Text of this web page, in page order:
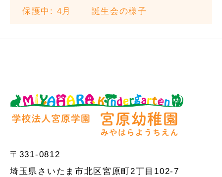
保護中: 4月 誕生会の様子
〒331-0812
埼玉県さいたま市北区宮原町2丁目102-7